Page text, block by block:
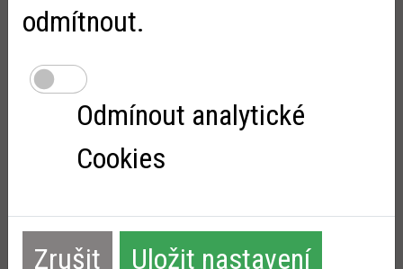
pro 1 osobu do parku Mirakulum. A protože nám po Noci
odmítnout.
Odmínout analytické
Cookies
Zrušit